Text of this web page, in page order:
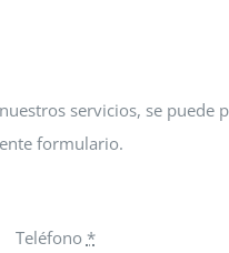
servicios, se puede
formulario.
Teléfono *